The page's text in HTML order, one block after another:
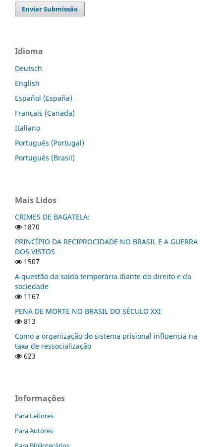
Enviar Submissão
Idioma
Deutsch
English
Español (España)
Français (Canada)
Italiano
Português (Portugal)
Português (Brasil)
Mais Lidos
CRIMES DE BAGATELA:
1870
PRINCÍPIO DA RECIPROCIDADE NO BRASIL E A GUERRA
DOS VISTOS
1507
A questão da saída temporária diante do direito e da
sociedade
1167
PENA DE MORTE NO BRASIL DO SÉCULO XXI
813
Como a organização do sistema prisional influencia na
taxa de ressocialização
623
Informações
Para Leitores
Para Autores